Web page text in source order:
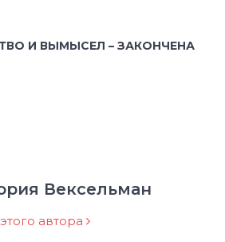
И ВЫМЫСЕЛ – ЗАКОНЧЕНА
Вексельман
автора